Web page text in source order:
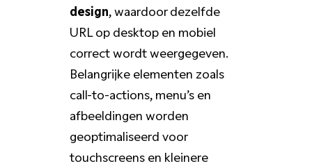
design, waardoor dezelfde
URL op desktop en mobiel
correct wordt weergegeven.
Belangrijke elementen zoals
call-to-actions, menu’s en
afbeeldingen worden
geoptimaliseerd voor
touchscreens en kleinere